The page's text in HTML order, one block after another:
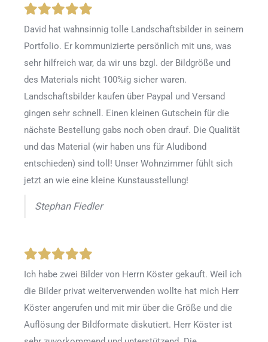
David hat wahnsinnig tolle Landschaftsbilder in seinem
Portfolio. Er kommunizierte persönlich mit uns, was
sehr hilfreich war, da wir uns bzgl. der Bildgröße und
des Materials nicht 100%ig sicher waren.
Landschaftsbilder kaufen über Paypal und Versand
gingen sehr schnell. Einen kleinen Gutschein für die
nächste Bestellung gabs noch oben drauf. Die Qualität
und das Material (wir haben uns für Aludibond
entschieden) sind toll! Unser Wohnzimmer fühlt sich
jetzt an wie eine kleine Kunstausstellung!
Stephan Fiedler
Ich habe zwei Bilder von Herrn Köster gekauft. Weil ich
die Bilder privat weiterverwenden wollte hat mich Herr
Köster angerufen und mit mir über die Größe und die
Auflösung der Bildformate diskutiert. Herr Köster ist